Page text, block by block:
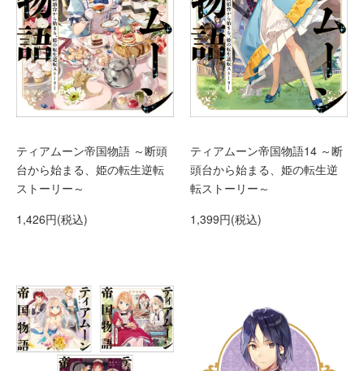
ティアムーン帝国物語 ～断頭
台から始まる、姫の転生逆転
ストーリー～
1,426円(税込)
ティアムーン帝国物語14 ～断
頭台から始まる、姫の転生逆
転ストーリー～
1,399円(税込)